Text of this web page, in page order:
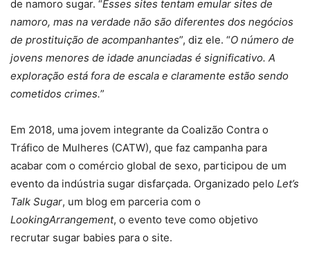
de namoro sugar. “Esses sites tentam emular sites de
namoro, mas na verdade não são diferentes dos negócios
de prostituição de acompanhantes”, diz ele. “O número de
jovens menores de idade anunciadas é significativo. A
exploração está fora de escala e claramente estão sendo
cometidos crimes.”
Em 2018, uma jovem integrante da Coalizão Contra o
Tráfico de Mulheres (CATW), que faz campanha para
acabar com o comércio global de sexo, participou de um
evento da indústria sugar disfarçada. Organizado pelo Let’s
Talk Sugar, um blog em parceria com o
LookingArrangement, o evento teve como objetivo
recrutar sugar babies para o site.